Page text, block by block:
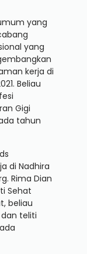
yang
yang
kerja di
Beliau
Gigi
tahun
di Nadhira
Rima Dian
Sehat
beliau
teliti